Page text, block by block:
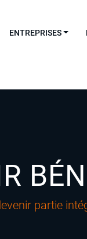
ENTREPRISES
partie